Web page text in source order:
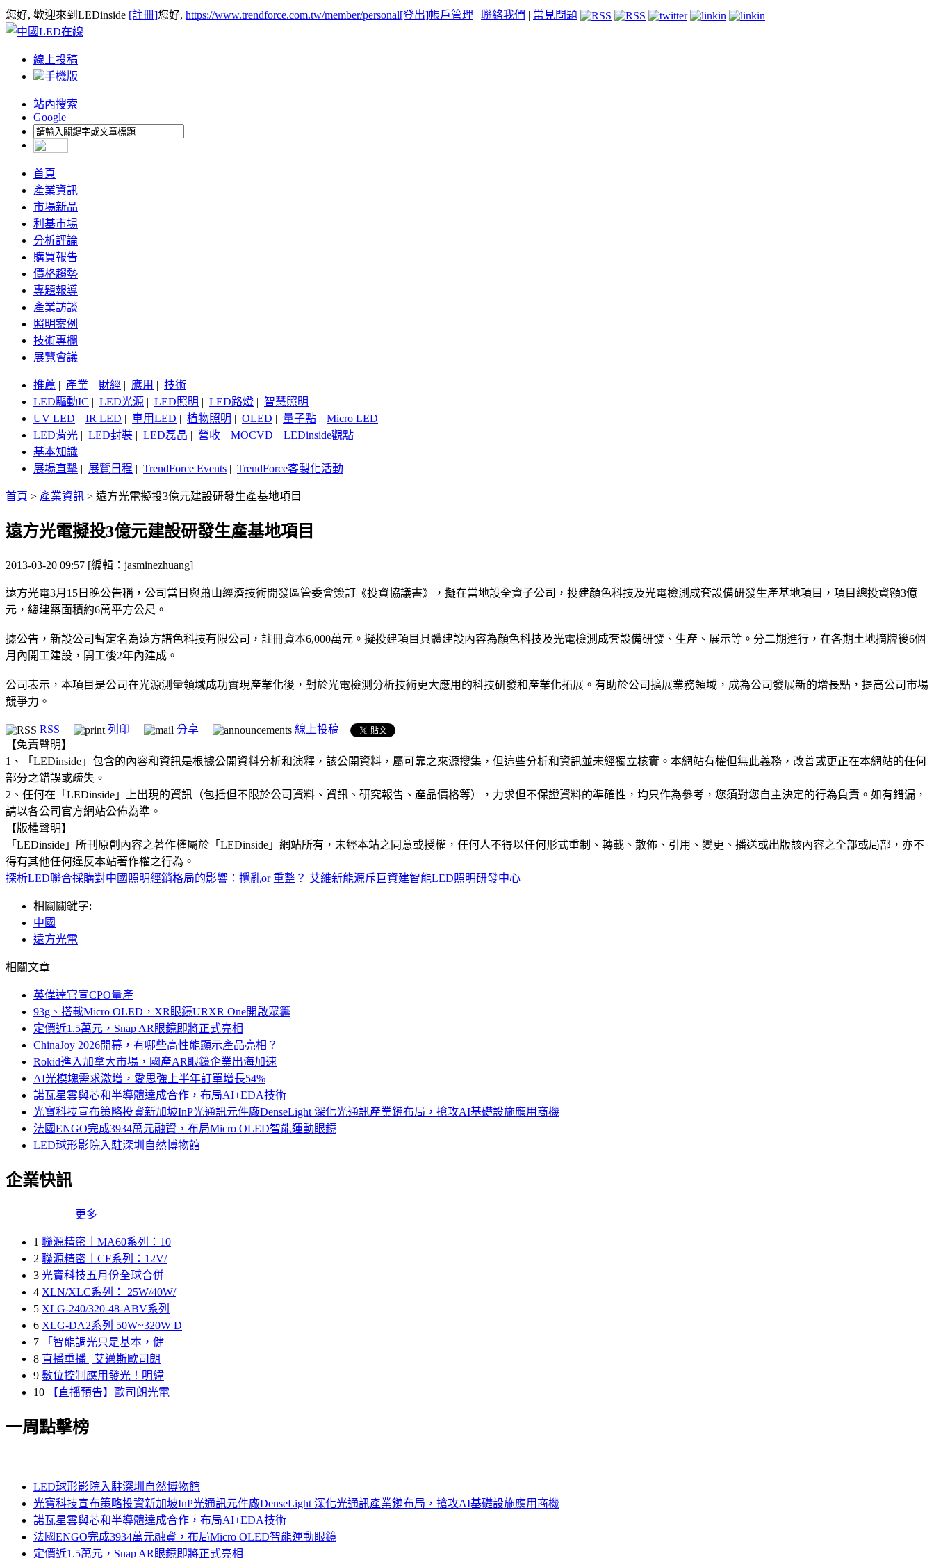
您好, 歡迎來到LEDinside [註冊]您好, https://www.trendforce.com.tw/member/personal[登出]帳戶管理 | 聯絡我們 | 常見問題
線上投稿
手機版
站內搜索
Google
首頁
產業資訊
市場新品
利基市場
分析評論
購買報告
價格趨勢
專題報導
產業訪談
照明案例
技術專欄
展覽會議
推薦 | 產業 | 財經 | 應用 | 技術
LED驅動IC | LED光源 | LED照明 | LED路燈 | 智慧照明
UV LED | IR LED | 車用LED | 植物照明 | OLED | 量子點 | Micro LED
LED背光 | LED封裝 | LED磊晶 | 營收 | MOCVD | LEDinside觀點
基本知識
展場直擊 | 展覽日程 | TrendForce Events | TrendForce客製化活動
首頁 > 產業資訊 > 遠方光電擬投3億元建設研發生產基地項目
遠方光電擬投3億元建設研發生產基地項目
2013-03-20 09:57 [編輯：jasminezhuang]
遠方光電3月15日晚公告稱，公司當日與蕭山經濟技術開發區管委會簽訂《投資協議書》，擬在當地設全資子公司，投建顏色科技及光電檢測成套設備研發生產基地項目，項目總投資額3億
元，總建築面積約6萬平方公尺。
據公告，新設公司暫定名為遠方譜色科技有限公司，註冊資本6,000萬元。擬投建項目具體建設內容為顏色科技及光電檢測成套設備研發、生產、展示等。分二期進行，在各期土地摘牌後6個
月內開工建設，開工後2年內建成。
公司表示，本項目是公司在光源測量領域成功實現產業化後，對於光電檢測分析技術更大應用的科技研發和產業化拓展。有助於公司擴展業務領域，成為公司發展新的增長點，提高公司市場
競爭力。
RSS 列印 分享
線上投稿
【免責聲明】
1、「LEDinside」包含的內容和資訊是根據公開資料分析和演釋，該公開資料，屬可靠之來源搜集，但這些分析和資訊並未經獨立核實。本網站有權但無此義務，改善或更正在本網站的任何
部分之錯誤或疏失。
2、任何在「LEDinside」上出現的資訊（包括但不限於公司資料、資訊、研究報告、產品價格等），力求但不保證資料的準確性，均只作為參考，您須對您自主決定的行為負責。如有錯漏，
請以各公司官方網站公佈為準。
【版權聲明】
「LEDinside」所刊原創內容之著作權屬於「LEDinside」網站所有，未經本站之同意或授權，任何人不得以任何形式重制、轉載、散佈、引用、變更、播送或出版該內容之全部或局部，亦不
得有其他任何違反本站著作權之行為。
探析LED聯合採購對中國照明經銷格局的影響：攪亂or 重整？ 艾維新能源斥巨資建智能LED照明研發中心
相關關鍵字:
中國
遠方光電
相關文章
英偉達官宣CPO量產
93g、搭載Micro OLED，XR眼鏡URXR One開啟眾籌
定價近1.5萬元，Snap AR眼鏡即將正式亮相
ChinaJoy 2026開幕，有哪些高性能顯示產品亮相？
Rokid進入加拿大市場，國產AR眼鏡企業出海加速
AI光模塊需求激增，愛思強上半年訂單增長54%
諾瓦星雲與芯和半導體達成合作，布局AI+EDA技術
光寶科技宣布策略投資新加坡InP光通訊元件廠DenseLight 深化光通訊產業鏈布局，搶攻AI基礎設施應用商機
法國ENGO完成3934萬元融資，布局Micro OLED智能運動眼鏡
LED球形影院入駐深圳自然博物館
企業快訊
更多
1 聯源精密｜MA60系列：10
2 聯源精密｜CF系列：12V/
3 光寶科技五月份全球合併
4 XLN/XLC系列： 25W/40W/
5 XLG-240/320-48-ABV系列
6 XLG-DA2系列 50W~320W D
7
「智能調光只是基本，健
8 直播重播 | 艾邁斯歐司朗
9 數位控制應用發光！明緯
10
【直播預告】歐司朗光電
一周點擊榜
LED球形影院入駐深圳自然博物館
光寶科技宣布策略投資新加坡InP光通訊元件廠DenseLight 深化光通訊產業鏈布局，搶攻AI基礎設施應用商機
諾瓦星雲與芯和半導體達成合作，布局AI+EDA技術
法國ENGO完成3934萬元融資，布局Micro OLED智能運動眼鏡
定價近1.5萬元，Snap AR眼鏡即將正式亮相